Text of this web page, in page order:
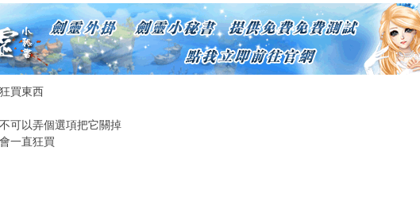
買東西
可以弄個選項把它關掉
一直狂買